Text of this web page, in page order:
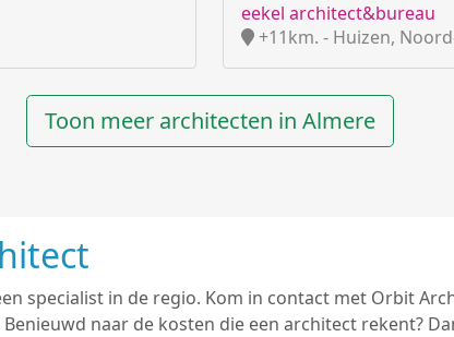
eekel architect&bureau
+11km. - Huizen,
Toon meer architecten in Almere
specialist in de regio. Kom in contact met Orbit
naar de kosten die een architect rekent?